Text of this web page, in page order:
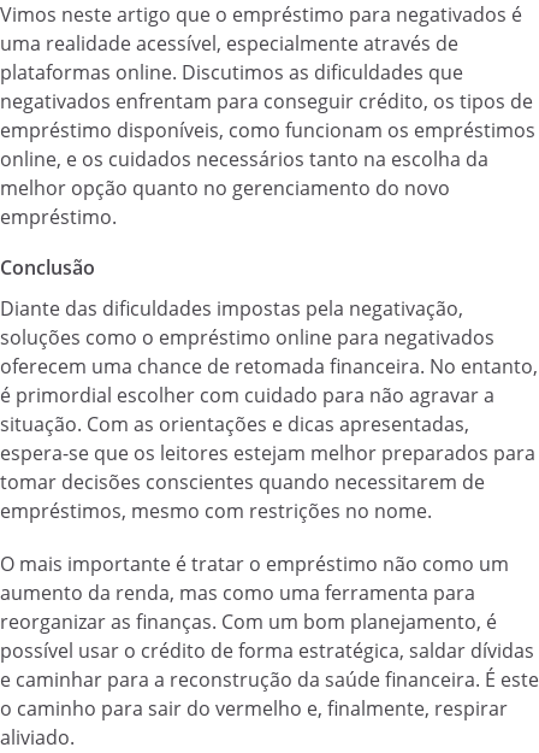
Vimos neste artigo que o empréstimo para negativados é
uma realidade acessível, especialmente através de
plataformas online. Discutimos as dificuldades que
negativados enfrentam para conseguir crédito, os tipos de
empréstimo disponíveis, como funcionam os empréstimos
online, e os cuidados necessários tanto na escolha da
melhor opção quanto no gerenciamento do novo
empréstimo.
Conclusão
Diante das dificuldades impostas pela negativação,
soluções como o empréstimo online para negativados
oferecem uma chance de retomada financeira. No entanto,
é primordial escolher com cuidado para não agravar a
situação. Com as orientações e dicas apresentadas,
espera-se que os leitores estejam melhor preparados para
tomar decisões conscientes quando necessitarem de
empréstimos, mesmo com restrições no nome.
O mais importante é tratar o empréstimo não como um
aumento da renda, mas como uma ferramenta para
reorganizar as finanças. Com um bom planejamento, é
possível usar o crédito de forma estratégica, saldar dívidas
e caminhar para a reconstrução da saúde financeira. É este
o caminho para sair do vermelho e, finalmente, respirar
aliviado.